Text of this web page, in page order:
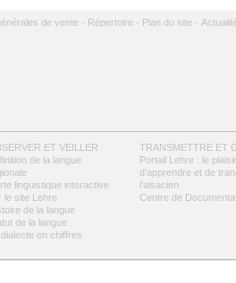
de vente - Répertoire - Plan du site -
ET VEILLER
de la langue
linguistique interactive
le site Lehre
de la langue
de la langue
dialecte en chiffres
TRANSMETTRE ET
Portail Lehre : le plaisir
d’apprendre et de
l’alsacien
Centre de